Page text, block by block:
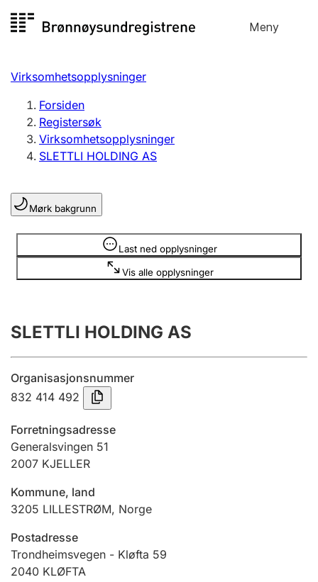
til
Meny
Registersøk
Aksjeselskap
Enkeltpersonforetak
Registrere, endre, slette
Lag og forening
Registrere, endre, slette
Innsending og forsinkelsesgebyr
Tinglysing
Jeger
Ektepaktveileder
Virksomhetsopplysninger
Forsiden
Registersøk
Virksomhetsopplysninger
SLETTLI HOLDING AS
Mørk bakgrunn
Last ned opplysninger
Vis alle opplysninger
Opplysninger er skjult
SLETTLI HOLDING AS
Organisasjonsnummer
832 414 492
Forretningsadresse
Generalsvingen 51
2007 KJELLER
Kommune, land
3205 LILLESTRØM, Norge
Postadresse
Trondheimsvegen - Kløfta 59
2040 KLØFTA